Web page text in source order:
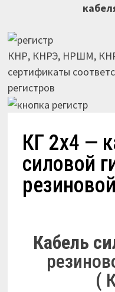
КНР, КНРЭ, НРШМ,
сертификаты
регистров
КГ 2х4 —
силовой
Кабель
(